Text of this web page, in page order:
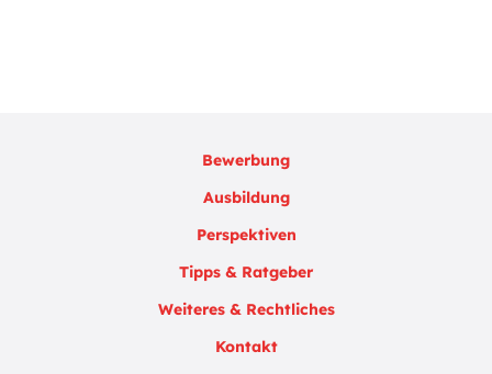
Bewerbung
Ausbildung
Perspektiven
Tipps & Ratgeber
Weiteres & Rechtliches
Kontakt